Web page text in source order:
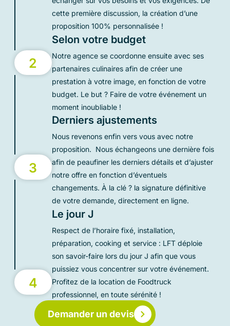
2
3
4
cette première discussion, la création d’une
proposition 100% personnalisée !
Selon votre budget
Notre agence se coordonne ensuite avec ses
partenaires culinaires afin de créer une
prestation à votre image, en fonction de votre
budget. Le but ? Faire de votre événement un
moment inoubliable !
Derniers ajustements
Nous revenons enfin vers vous avec notre
proposition. Nous échangeons une dernière fois
afin de peaufiner les derniers détails et d’ajuster
notre offre en fonction d’éventuels
changements. À la clé ? la signature définitive
de votre demande, directement en ligne.
Le jour J
Respect de l’horaire fixé, installation,
préparation, cooking et service : LFT déploie
son savoir-faire lors du jour J afin que vous
puissiez vous concentrer sur votre événement.
Profitez de la location de Foodtruck
professionnel, en toute sérénité !
Demander un devis